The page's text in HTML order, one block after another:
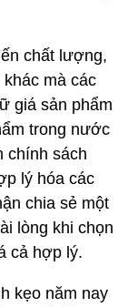
chất lượng,
khác mà các
giá sản phẩm
trong nước
chính sách
lý hóa các
chia sẻ một
lòng khi chọn
cả hợp lý.
kẹo năm nay